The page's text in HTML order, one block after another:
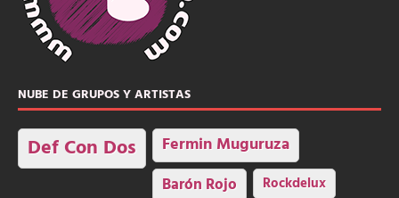
NUBE DE GRUPOS Y ARTISTAS
Def Con Dos Fermin Muguruza
Barón Rojo Rockdelux